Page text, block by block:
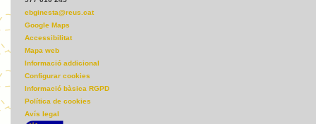
ebginesta@reus.cat
Google Maps
Accessibilitat
Mapa web
Informació addicional
Configurar cookies
Informació bàsica RGPD
Política de cookies
Avís legal